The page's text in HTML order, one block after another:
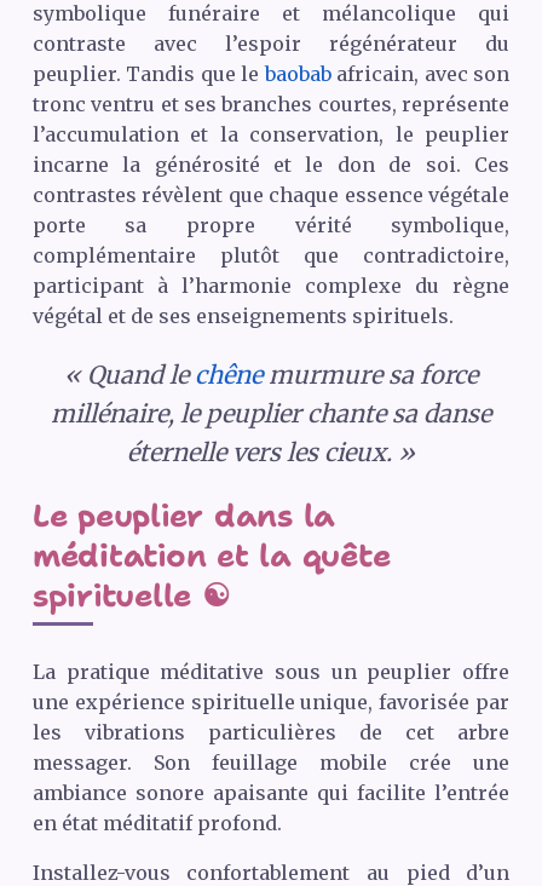
symbolique funéraire et mélancolique qui
contraste avec l’espoir régénérateur du
peuplier. Tandis que lebaobabafricain, avec son
tronc ventru et ses branches courtes, représente
l’accumulation et la conservation, le peuplier
incarne la générosité et le don de soi. Ces
contrastes révèlent que chaque essence végétale
porte sa propre vérité symbolique,
complémentaire plutôt que contradictoire,
participant à l’harmonie complexe du règne
végétal et de ses enseignements spirituels.
« Quand lechênemurmure sa force
millénaire, le peuplier chante sa danse
éternelle vers les cieux. »
Le peuplier dans la
méditation et la quête
spirituelle ☯️
La pratique méditative sous un peuplier offre
une expérience spirituelle unique, favorisée par
les vibrations particulières de cet arbre
messager. Son feuillage mobile crée une
ambiance sonore apaisante qui facilite l’entrée
en état méditatif profond.
Installez-vous confortablement au pied d’un